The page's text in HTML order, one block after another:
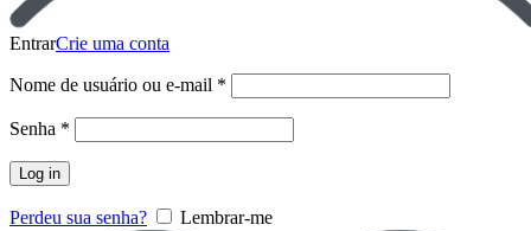
EntrarCrie uma conta
Nome de usuário ou e-mail *
Senha *
Log in
Perdeu sua senha? Lembrar-me